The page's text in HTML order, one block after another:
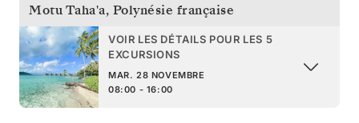
Motu Taha'a, Polynésie française
VOIR LES DÉTAILS POUR LES 5
EXCURSIONS
MAR. 28 NOVEMBRE
08:00 - 16:00